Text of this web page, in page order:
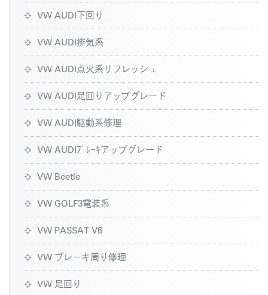
VW AUDI下回り
VW AUDI排気系
VW AUDI点火系リフレッシュ
VW AUDI足回りアップグレード
VW AUDI駆動系修理
VW AUDIﾌﾞﾚｰｷアップグレード
VW Beetle
VW GOLF3電装系
VW PASSAT V6
VW ブレーキ周り修理
VW 足回り